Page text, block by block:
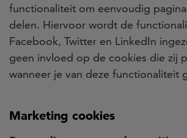
functionaliteit om eenvoudig
delen. Hiervoor wordt de
Facebook, Twitter en LinkedIn
geen invloed op de cookies die zij
wanneer je van deze functionaliteit
Marketing cookies